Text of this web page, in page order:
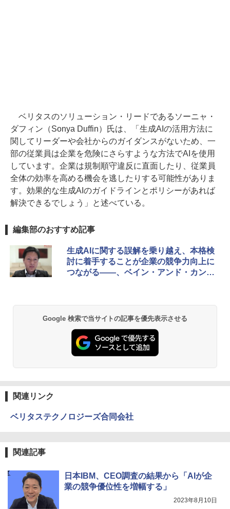
ベリタスのソリューション・リードであるソーニャ・
ダフィン（Sonya Duffin）氏は、「生成AIの活用方法に
関してリーダーや会社からのガイダンスがないため、一
部の従業員は企業を危険にさらすような方法でAIを使用
しています。企業は規制順守違反に直面したり、従業員
全体の効率を高める機会を逃したりする可能性がありま
す。効果的な生成AIのガイドラインとポリシーがあれば
解決できるでしょう」と述べている。
編集部のおすすめ記事
生成AIに関する誤解を乗り越え、本格検
討に着手することが企業の競争力向上に
つながる――、ベイン・アンド・カンパ
Google 検索で当サイトの記事を優先表示させる
関連リンク
ベリタステクノロジーズ合同会社
関連記事
日本IBM、CEO調査の結果から「AIが企
業の競争優位性を増幅する」
2023年8月10日